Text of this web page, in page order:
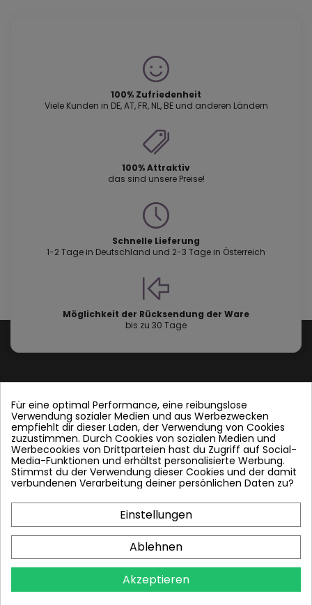
100% Zufriedenheit
Viele Kunden in DE, AT, FR, NL, BE und anderen Ländern
100% Attraktiv
das sind unsere Preise!
Schnelle Lieferung
1-2 Tage in Deutschland und 2-3 Tage in Österreich
Möglichkeit der Rücksendung der Ware
bis zu 30 Tage
Contact us
Folgen Sie uns
Plattenwärmetauscher
PWT und andere
Für eine optimal Performance, eine reibungslose
Verwendung sozialer Medien und aus Werbezwecken
empfiehlt dir dieser Laden, der Verwendung von Cookies
zuzustimmen. Durch Cookies von sozialen Medien und
Werbecookies von Drittparteien hast du Zugriff auf Social-
Media-Funktionen und erhältst personalisierte Werbung.
Stimmst du der Verwendung dieser Cookies und der damit
verbundenen Verarbeitung deiner persönlichen Daten zu?
Einstellungen
Ablehnen
Akzeptieren